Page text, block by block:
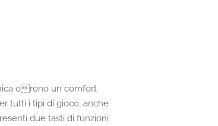
orono un comfort
tutti i tipi di gioco, anche
due tasti di funzioni